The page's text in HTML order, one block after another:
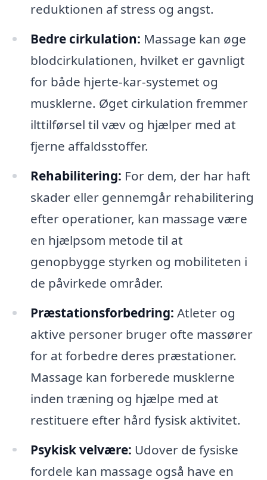
reduktionen af stress og angst.
Bedre cirkulation: Massage kan øge
blodcirkulationen, hvilket er gavnligt
for både hjerte-kar-systemet og
musklerne. Øget cirkulation fremmer
ilttilførsel til væv og hjælper med at
fjerne affaldsstoffer.
Rehabilitering: For dem, der har haft
skader eller gennemgår rehabilitering
efter operationer, kan massage være
en hjælpsom metode til at
genopbygge styrken og mobiliteten i
de påvirkede områder.
Præstationsforbedring: Atleter og
aktive personer bruger ofte massører
for at forbedre deres præstationer.
Massage kan forberede musklerne
inden træning og hjælpe med at
restituere efter hård fysisk aktivitet.
Psykisk velvære: Udover de fysiske
fordele kan massage også have en